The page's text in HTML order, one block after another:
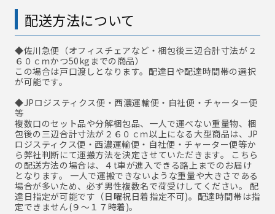
配送方法について
◆佐川急便 （オフィスチェアなど・梱包後三辺合計寸法が２
６０ｃｍかつ50kgまでの商品）
この場合は戸口渡しとなります。配達日や配達時間帯の選択
が可能です。
◆JPロジスティクス便・西濃運輸便・自社便・チャーター便
等
複数口のセット品や分解梱包品、一人で運べない重量物、梱
包後の三辺合計寸法が２６０ｃｍ以上になる大型商品は、JP
ロジスティクス便・西濃運輸便・自社便・チャーター便等か
ら弊社判断にて運搬方法を決定させていただきます。 こちら
の配送方法の場合は、４t車が進入できる路上までのお届け
となります。 一人で運搬できないような重量や大きさである
場合が多いため、必ず男性複数名で荷受けしてください。 配
達日指定が可能です（日曜祝日着指定不可)。配達時間帯は指
定できません(９～１７時着)。